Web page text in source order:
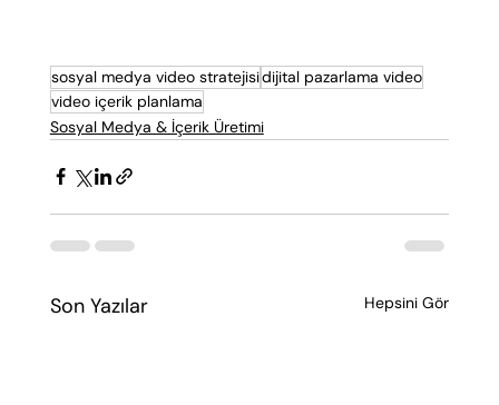
sosyal medya video stratejisidijital pazarlama video
video içerik planlama
Sosyal Medya & İçerik Üretimi
Son Yazılar Hepsini Gör